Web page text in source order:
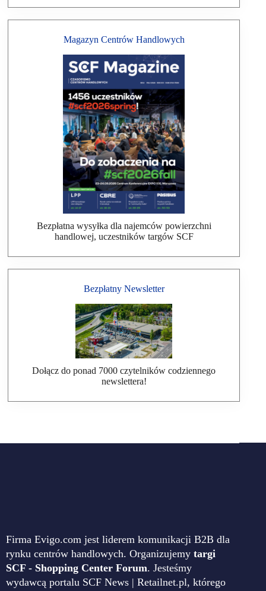
Magazyn Centrów Handlowych
Bezpłatna wysyłka dla najemców powierzchni
handlowej, uczestników targów SCF
Bezpłatny Newsletter
Dołącz do ponad 7000 czytelników codziennego
newslettera!
Firma Evigo.com jest liderem komunikacji B2B dla
rynku centrów handlowych. Organizujemy targi
SCF - Shopping Center Forum. Jesteśmy
wydawcą portalu SCF News | Retailnet.pl, którego